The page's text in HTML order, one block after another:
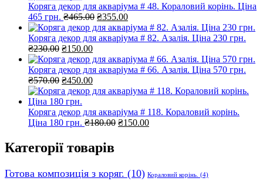
Коряга декор для акваріума # 48. Кораловий корінь. Ціна
465 грн. ₴465.00 Оригінальна
ціна:
₴465.00.
₴355.00Поточна
ціна:
₴355.00.
Коряга декор для акваріума # 82. Азалія. Ціна 230 грн.
₴230.00 Оригінальна
ціна:
₴230.00.
₴150.00Поточна
ціна:
₴150.00.
Коряга декор для акваріума # 66. Азалія. Ціна 570 грн.
₴570.00 Оригінальна
ціна:
₴570.00.
₴450.00Поточна
ціна:
Коряга декор для акваріума # 118. Кораловий корінь.
Ціна 180 грн. ₴180.00 Оригінальна
₴150.00Поточна
Категорії товарів
Готова композиція з коряг. (10) Кораловий корінь. (4)